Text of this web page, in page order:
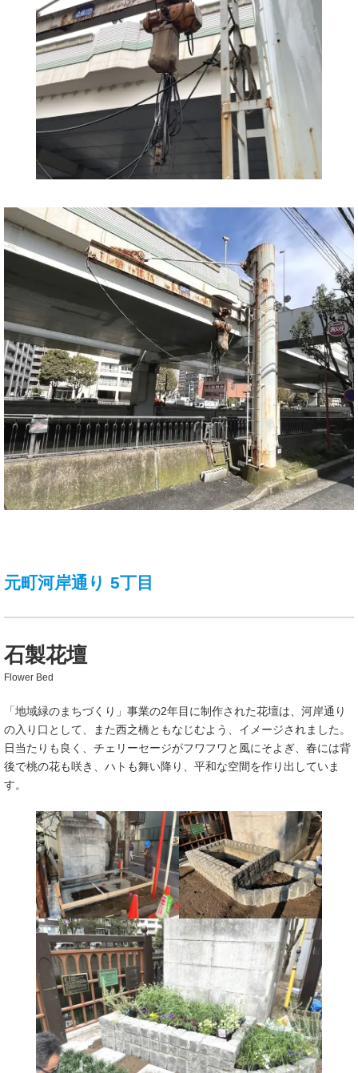
元町河岸通り 5丁目
石製花壇
Flower Bed
「地域緑のまちづくり」事業の2年目に制作された花壇は、河岸通り
の入り口として、また西之橋ともなじむよう、イメージされました。
日当たりも良く、チェリーセージがフワフワと風にそよぎ、春には背
後で桃の花も咲き、ハトも舞い降り、平和な空間を作り出していま
す。